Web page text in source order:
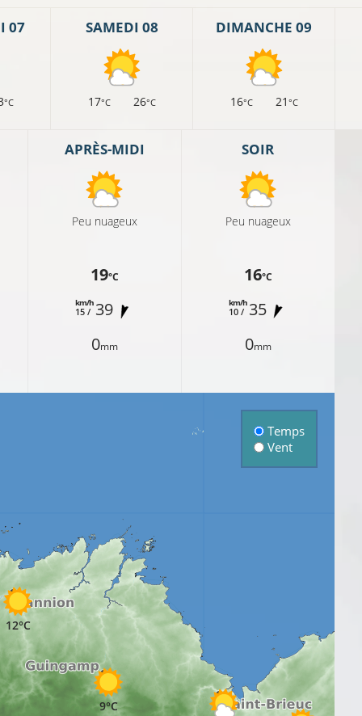
07
°C
SAMEDI 08
17°C 26°C
DIMANCHE 09
16°C 21 °C
APRÈS-MIDI
Peu nuageux
19°C
15 /
km/h 39
0mm
SOIR
Peu nuageux
16°C
10 /
km/h 35
0mm
9°C
12°C
Temps
Vent